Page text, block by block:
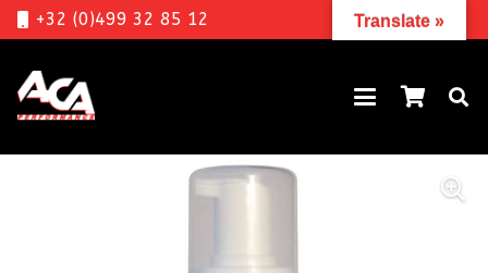
+32 (0)499 32 85 12 Translate »